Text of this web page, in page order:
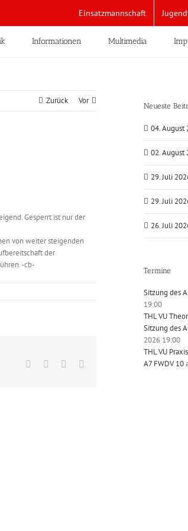
Einsatzmannschaft
Informationen Multimedia
Zurück Vor
Gesperrt ist nur der
von weiter steigenden
der
-cb-
Facebook
Neueste
04. August
02. August
29. Juli
29. Juli
26. Juli
Termine
Sitzung des
19:00
THL VU
Sitzung des
2026 19:00
THL VU Praxis
A7 FWDV 10